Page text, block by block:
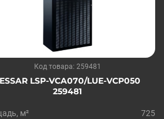
Код товара: 259481
LSP-VCA070/LUE-VCP050
259481
м²
725